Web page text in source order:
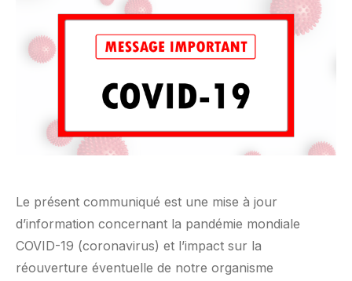
Le présent communiqué est une mise à jour
d’information concernant la pandémie mondiale
COVID-19 (coronavirus) et l’impact sur la
réouverture éventuelle de notre organisme